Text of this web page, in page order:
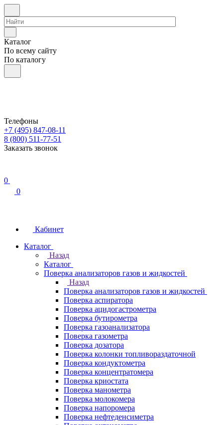
Каталог
По всему сайту
По каталогу
Телефоны
+7 (495) 847-08-11
8 (800) 511-77-51
Заказать звонок
0
0
Кабинет
Каталог
Назад
Каталог
Поверка анализаторов газов и жидкостей
Назад
Поверка анализаторов газов и жидкостей
Поверка аспиратора
Поверка ацидогастрометра
Поверка бутирометра
Поверка газоанализатора
Поверка газометра
Поверка дозатора
Поверка колонки топливораздаточной
Поверка кондуктометра
Поверка концентратомера
Поверка криостата
Поверка манометра
Поверка молокомера
Поверка напоромера
Поверка нефтеденсиметра